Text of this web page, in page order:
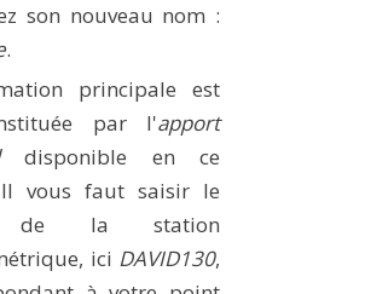
son nouveau nom :
.
principale est
par l'apport
disponible en ce
vous faut saisir le
de la station
ici DAVID130,